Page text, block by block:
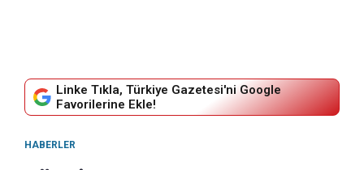
Linke Tıkla, Türkiye Gazetesi'ni Google
Favorilerine Ekle!
HABERLER